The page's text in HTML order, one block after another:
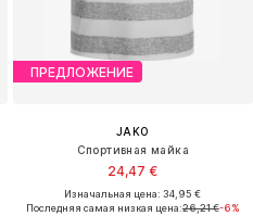
ПРЕДЛОЖЕНИЕ
JAKO
Спортивная майка
24,47 €
Изначальная цена: 34,95 €
Последняя самая низкая цена:26,21 €-6%